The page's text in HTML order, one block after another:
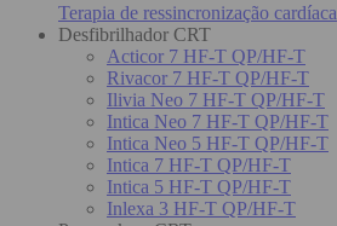
Terapia de ressincronização cardíaca
Desfibrilhador CRT
Acticor 7 HF-T QP/HF-T
Rivacor 7 HF-T QP/HF-T
Ilivia Neo 7 HF-T QP/HF-T
Intica Neo 7 HF-T QP/HF-T
Intica Neo 5 HF-T QP/HF-T
Intica 7 HF-T QP/HF-T
Intica 5 HF-T QP/HF-T
Inlexa 3 HF-T QP/HF-T